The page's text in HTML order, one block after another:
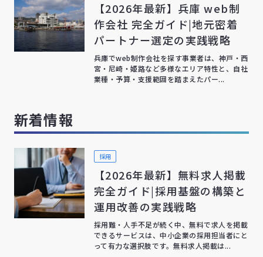
【2026年最新】兵庫 web制
作会社 完全ガイド|地元密着
パートナー選定の実践戦略
兵庫でweb制作会社を探す事業者は、神戸・西
宮・尼崎・姫路など多様なエリア特性と、自社
業種・予算・支援範囲を踏まえたパー...
新着情報
採用
【2026年最新】無料求人掲載
完全ガイド|採用基盤の構築と
運用改善の実践戦略
採用難・人手不足が続く中、無料で求人を掲載
できるサービスは、中小企業の採用担当者にと
って有力な選択肢です。無料求人掲載は...